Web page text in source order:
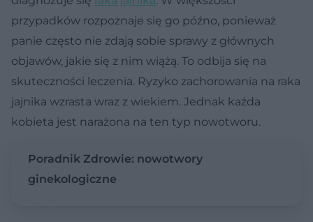
przypadków rozpoznaje się go późno, ponieważ
panie często nie zdają sobie sprawy z głównych
objawów, jakie się z nim wiążą. To odbija się na
skuteczności leczenia. Ryzyko zachorowania na raka
jajnika wzrasta wraz z wiekiem. Jednak każda
kobieta jest narażona na ten typ nowotworu.
Poradnik Zdrowie: nowotwory
ginekologiczne